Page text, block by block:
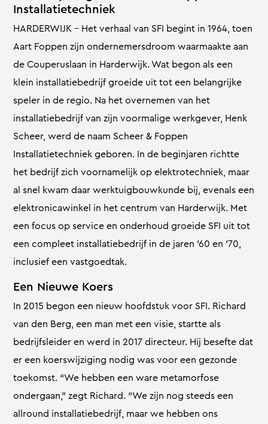
Installatietechniek
HARDERWIJK – Het verhaal van SFI begint in 1964, toen
Aart Foppen zijn ondernemersdroom waarmaakte aan
de Couperuslaan in Harderwijk. Wat begon als een
klein installatiebedrijf groeide uit tot een belangrijke
speler in de regio. Na het overnemen van het
installatiebedrijf van zijn voormalige werkgever, Henk
Scheer, werd de naam Scheer & Foppen
Installatietechniek geboren. In de beginjaren richtte
het bedrijf zich voornamelijk op elektrotechniek, maar
al snel kwam daar werktuigbouwkunde bij, evenals een
elektronicawinkel in het centrum van Harderwijk. Met
een focus op service en onderhoud groeide SFI uit tot
een compleet installatiebedrijf in de jaren ’60 en ’70,
inclusief een vastgoedtak.
Een Nieuwe Koers
In 2015 begon een nieuw hoofdstuk voor SFI. Richard
van den Berg, een man met een visie, startte als
bedrijfsleider en werd in 2017 directeur. Hij besefte dat
er een koerswijziging nodig was voor een gezonde
toekomst. “We hebben een ware metamorfose
ondergaan,” zegt Richard. “We zijn nog steeds een
allround installatiebedrijf, maar we hebben ons